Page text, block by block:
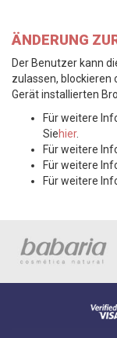
ÄNDERUNG
Der Benutzer kann
zulassen, blockieren
Gerät installierten
Für weitere
Siehier.
Für weitere
Für weitere
Für weitere